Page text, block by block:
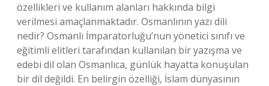
özellikleri ve kullanım alanları hakkında bilgi
verilmesi amaçlanmaktadır. Osmanlının yazı dili
nedir? Osmanlı İmparatorluğu’nun yönetici sınıfı ve
eğitimli elitleri tarafından kullanılan bir yazışma ve
edebi dil olan Osmanlıca, günlük hayatta konuşulan
bir dil değildi. En belirgin özelliği, İslam dünyasının